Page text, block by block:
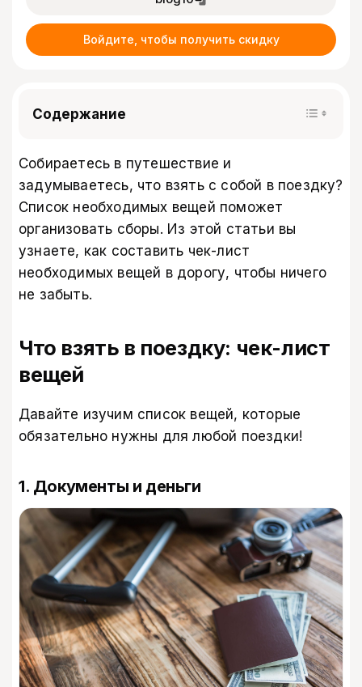
Войдите, чтобы получить скидку
Содержание
Собираетесь в путешествие и
задумываетесь, что взять с собой в поездку?
Список необходимых вещей поможет
организовать сборы. Из этой статьи вы
узнаете, как составить чек-лист
необходимых вещей в дорогу, чтобы ничего
не забыть.
Что взять в поездку: чек-лист
вещей
Давайте изучим список вещей, которые
обязательно нужны для любой поездки!
1. Документы и деньги